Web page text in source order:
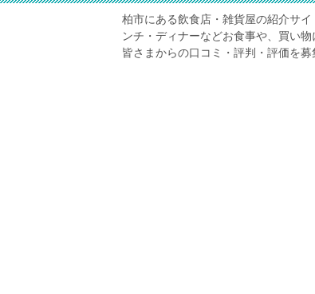
柏市にある飲食店・雑貨屋の紹介サ
ンチ・ディナーなどお食事や、買い
皆さまからの口コミ・評判・評価を募